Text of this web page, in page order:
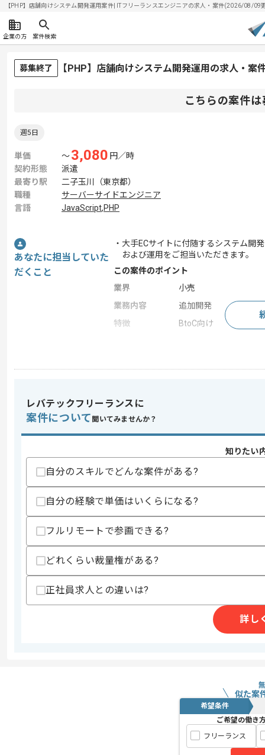
【PHP】店舗向けシステム開発運用案件| ITフリーランスエンジニアの求人・案件(2026/08/09
企業の方 案件検索
募集終了 【PHP】店舗向けシステム開発運用の求人・案
こちらの案件
週5日
単価 〜3,080 円／時
契約形態
派遣
最寄り駅
二子玉川（東京都）
職種
サーバーサイドエンジニア
言語
JavaScript,PHP
あなたに担当していた
だくこと
・大手ECサイトに付随するシステム開
および運用をご担当いただきます。
この案件のポイント
業界
小売
業務内容
追加開発
特徴
BtoC向け
求めるスキル
歓迎スキル
・Javascript を用いた開発経験2年以上
またはSQLチューニング経験
スキルに不安がある方へ
上記に似た経験やスキルをお持ちであれば申
エージェントからのコ
メント
社内の英語化が進んでおり、若干英語
レバテック正社員含め実績多数です。
基本的には長期参画を希望されておりま
レバテックフリーランスに
案件について 聞いてみませんか？
知りたい
自分のスキルでどんな案件がある?
自分の経験で単価はいくらになる?
フルリモートで参画できる?
どれくらい裁量権がある?
正社員求人との違いは?
詳し
似た案
希望条件
ご希望の働き
フリーランス